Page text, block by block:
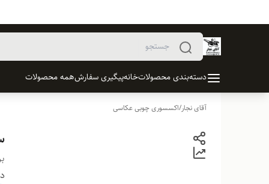
دسته‌بندی محصولاتخانهپیگیری سفارشهمه محصولات
آقای نجار/اکسسوری چوبی عکاسی